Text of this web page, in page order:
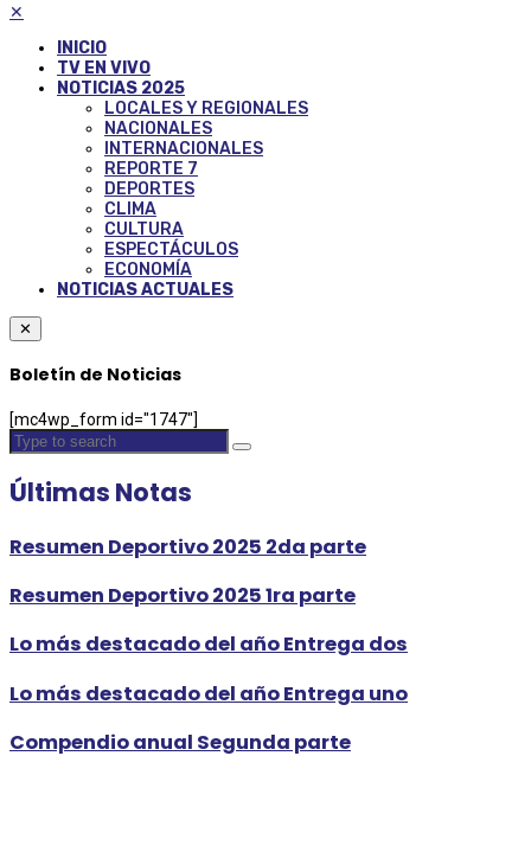
✕
INICIO
TV EN VIVO
NOTICIAS 2025
LOCALES Y REGIONALES
NACIONALES
INTERNACIONALES
REPORTE 7
DEPORTES
CLIMA
CULTURA
ESPECTÁCULOS
ECONOMÍA
NOTICIAS ACTUALES
✕
Boletín de Noticias
[mc4wp_form id="1747"]
Últimas Notas
Resumen Deportivo 2025 2da parte
Resumen Deportivo 2025 1ra parte
Lo más destacado del año Entrega dos
Lo más destacado del año Entrega uno
Compendio anual Segunda parte